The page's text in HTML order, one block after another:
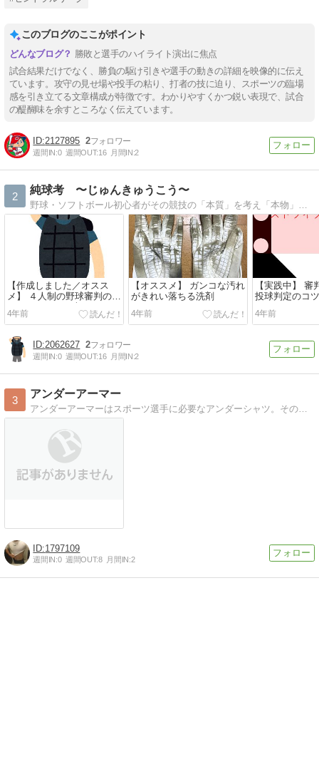
このブログのここがポイント
勝敗と選手のハイライト演出に焦点
試合結果だけでなく、勝負の駆け引きや選手の動きの詳細を映像的に伝え
ています。攻守の見せ場や投手の粘り、打者の技に迫り、スポーツの臨場
感を引き立てる文章構成が特徴です。わかりやすくかつ鋭い表現で、試合
の醍醐味を余すところなく伝えています。
2127895 2
週間IN:0 週間OUT:16 月間IN:2
2
純球考 〜じゅんきゅうこう〜
【作成しました／オスス
メ】 ４人制の野球審判のフ
ォーメーション表
4年前
【オススメ】 ガンコな汚れ
がきれい落ちる洗剤
4年前
【実践中】 審
投球判定のコツ
4年前
2062627 2
週間IN:0 週間OUT:16 月間IN:2
3
アンダーアーマー
アンダーアーマーはスポーツ選手に必要なアンダーシャツ。その魅力について
1797109
週間IN:0 週間OUT:8 月間IN:2